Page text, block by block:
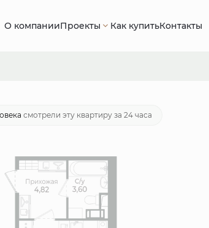
О компанииПроекты Как купитьКонтакты
руб.Ипотекаот 17 349 руб./мес.
смотрели эту квартиру за 24 часа